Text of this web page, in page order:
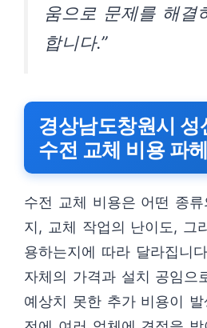
움으로 문제를 해결
합니다.”
경상남도창원시 성
수전 교체 비용 파
수전 교체 비용은 어떤 종
지, 교체 작업의 난이도, 그
용하는지에 따라 달라집니
자체의 가격과 설치 공임으
예상치 못한 추가 비용이